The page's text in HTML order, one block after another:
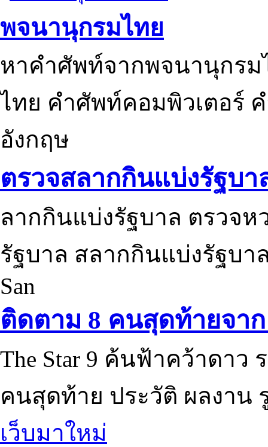
พจนานุกรมไทย
หาคำศัพท์จากพจนานุกรม
ไทย คำศัพท์คอมพิวเตอร์
อังกฤษ
ตรวจสลากกินแบ่งรัฐบา
ลากกินแบ่งรัฐบาล ตรวจ
รัฐบาล สลากกินแบ่งรัฐบา
San
ติดตาม 8 คนสุดท้ายจาก
The Star 9 ค้นฟ้าคว้าดาว
คนสุดท้าย ประวัติ ผลงาน
เว็บมาใหม่